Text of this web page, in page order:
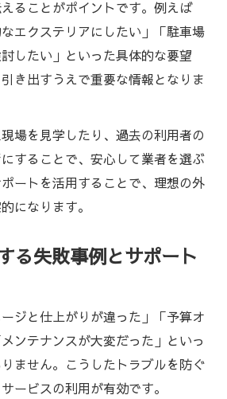
ることがポイントです。例えば
なエクステリアにしたい」「駐車場
したい」といった具体的な要望
き出すうえで重要な情報となりま
場を見学したり、過去の利用者の
することで、安心して業者を選ぶ
ートを活用することで、理想の外
になります。
る失敗事例とサポート
ジと仕上がりが違った」「予算オ
ンテナンスが大変だった」といっ
ません。こうしたトラブルを防ぐ
ービスの利用が有効です。